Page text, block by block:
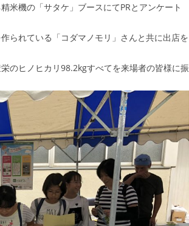
米機の「サタケ」ブースにてPRとアンケート
られている「コダマノモリ」さんと共に出店を
のヒノヒカリ98.2kgすべてを来場者の皆様に振